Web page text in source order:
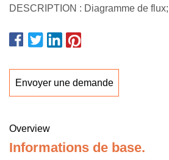
DESCRIPTION : Diagramme de flux;
Envoyer une demande
Overview
Informations de base.